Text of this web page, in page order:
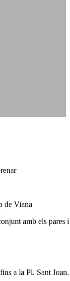
de Viana
amb els pares i
a la Pl. Sant Joan.